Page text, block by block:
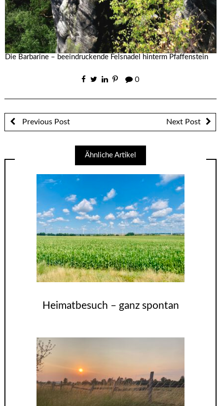
Die Barbarine – beeindruckende Felsnadel hinterm Pfaffenstein
0
Previous Post Next Post
Ähnliche Artikel
Heimatbesuch – ganz spontan